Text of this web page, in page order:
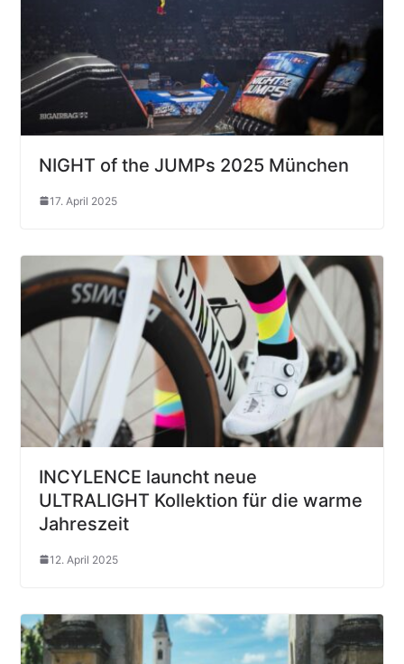
NIGHT of the JUMPs 2025 München
17. April 2025
INCYLENCE launcht neue
ULTRALIGHT Kollektion für die warme
Jahreszeit
12. April 2025